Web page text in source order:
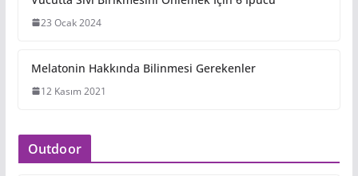
Melatonin Hakkında Bilinmesi Gerekenler
Outdoor